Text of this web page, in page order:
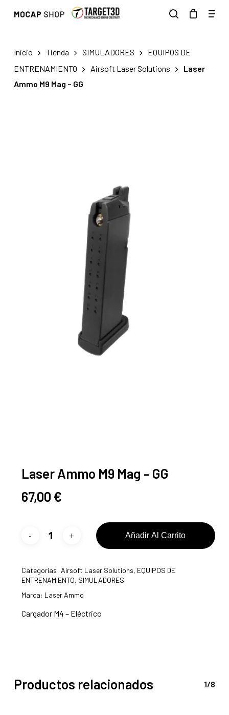
Menu
Inicio Tienda SIMULADORES
EQUIPOS DE
ENTRENAMIENTO
Airsoft Laser Solutions
Laser
Ammo M9 Mag – GG
Laser Ammo M9 Mag – GG
67,00 €
Añadir Al Carrito
Categorías: Airsoft Laser Solutions, EQUIPOS DE
ENTRENAMIENTO, SIMULADORES
Marca: Laser Ammo
Cargador M4 – Eléctrico
Productos relacionados 1/8